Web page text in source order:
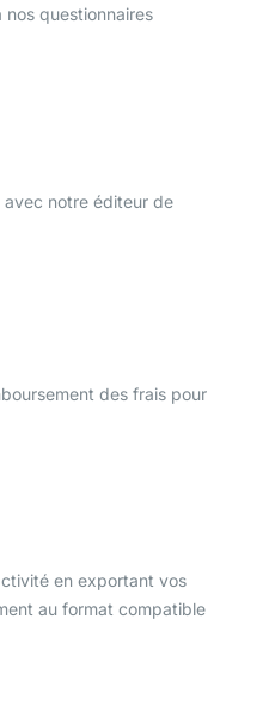
questionnaires
notre éditeur de
des frais pour
en exportant vos
au format compatible